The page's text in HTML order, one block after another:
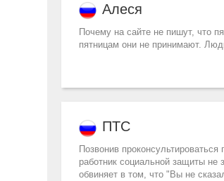
Алеся
Почему на сайте не пишут, что
пятницам они не принимают.
ПТС
Позвонив
работник социальной защиты
обвиняет в том, что "Вы не